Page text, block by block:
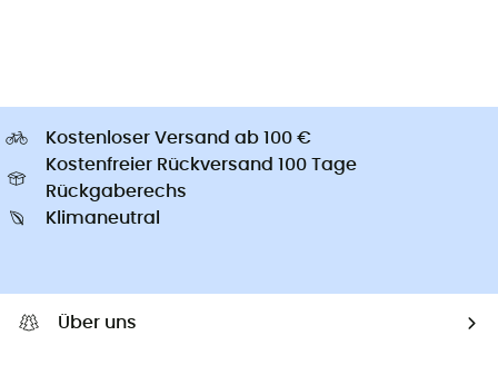
Kostenloser Versand ab 100 €
Kostenfreier Rückversand 100 Tage
Rückgaberechs
Klimaneutral
Über uns